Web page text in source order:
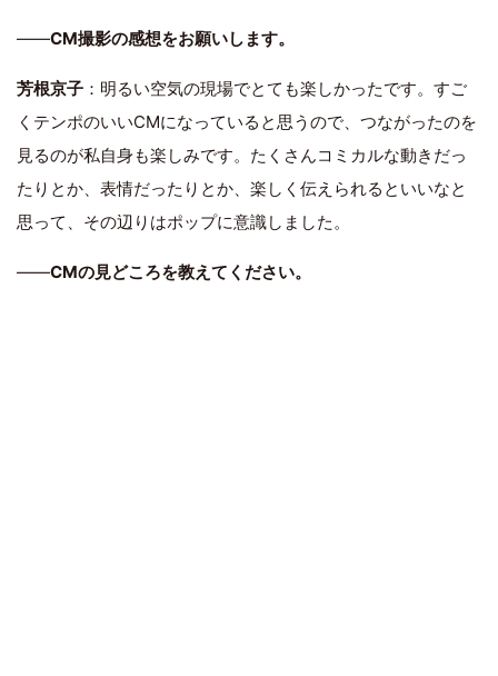
――CM撮影の感想をお願いします。
芳根京子 ：明るい空気の現場でとても楽しかったです。すご
くテンポのいいCMになっていると思うので、つながったのを
見るのが私自身も楽しみです。たくさんコミカルな動きだっ
たりとか、表情だったりとか、楽しく伝えられるといいなと
思って、その辺りはポップに意識しました。
――CMの見どころを教えてください。